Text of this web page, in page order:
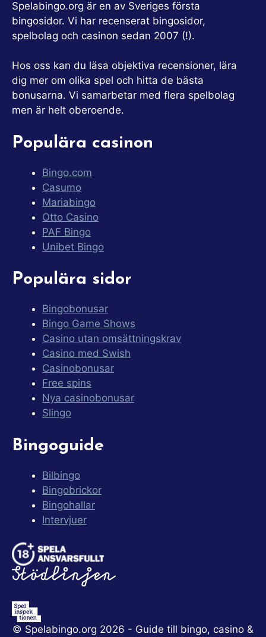
Spelabingo.org är en av Sveriges första
bingosidor. Vi har recenserat bingosidor,
spelbolag och casinon sedan 2007 (!).
Hos oss kan du läsa objektiva recensioner, lära
dig mer om olika spel och hitta de bästa
bonusarna. Vi samarbetar med flera spelbolag
men är helt oberoende.
Populära casinon
Bingo.com
Casumo
Mariabingo
Otto Casino
PAF Bingo
Unibet Bingo
Populära sidor
Bingobonusar
Bingo Game Shows
Casino utan omsättningskrav
Casino med Swish
Casinobonusar
Free spins
Nya casinobonusar
Slingo
Bingoguide
Bilbingo
Bingobrickor
Bingohallar
Intervjuer
© Spelabingo.org 2026 - Guide till bingo, casino &